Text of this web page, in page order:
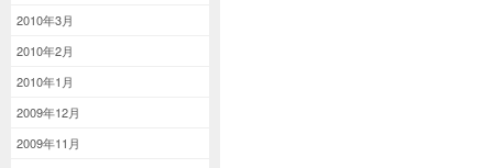
2010年3月
2010年2月
2010年1月
2009年12月
2009年11月